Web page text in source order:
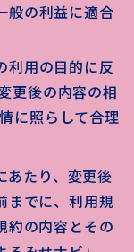
般の利益に適合
利用の目的に反
更後の内容の相
に照らして合理
あたり、変更後
までに、利用規
約の内容とその